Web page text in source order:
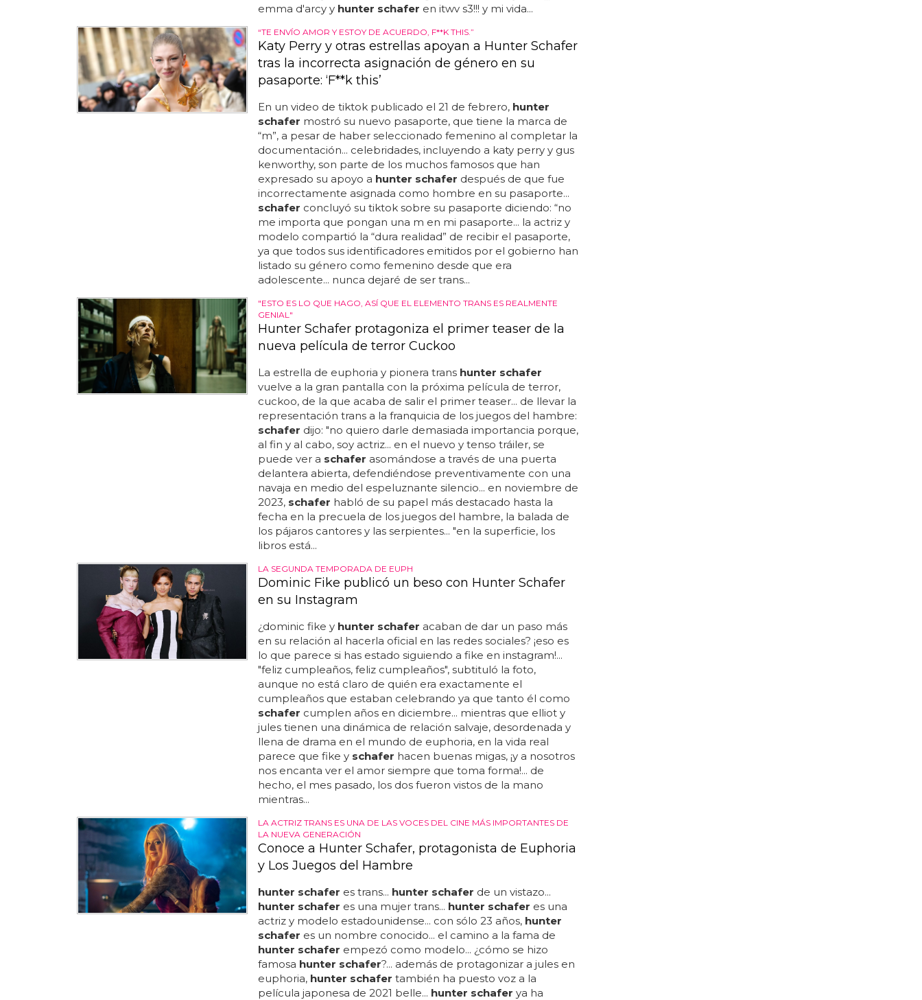
emma d'arcy y hunter schafer en itwv s3!!! y mi vida...
“TE ENVÍO AMOR Y ESTOY DE ACUERDO, F**K THIS.”
Katy Perry y otras estrellas apoyan a Hunter Schafer
tras la incorrecta asignación de género en su
pasaporte: ‘F**k this’
En un video de tiktok publicado el 21 de febrero, hunter
schafer mostró su nuevo pasaporte, que tiene la marca de
“m”, a pesar de haber seleccionado femenino al completar la
documentación... celebridades, incluyendo a katy perry y gus
kenworthy, son parte de los muchos famosos que han
expresado su apoyo a hunter schafer después de que fue
incorrectamente asignada como hombre en su pasaporte...
schafer concluyó su tiktok sobre su pasaporte diciendo: “no
me importa que pongan una m en mi pasaporte... la actriz y
modelo compartió la “dura realidad” de recibir el pasaporte,
ya que todos sus identificadores emitidos por el gobierno han
listado su género como femenino desde que era
adolescente... nunca dejaré de ser trans...
"ESTO ES LO QUE HAGO, ASÍ QUE EL ELEMENTO TRANS ES REALMENTE
GENIAL"
Hunter Schafer protagoniza el primer teaser de la
nueva película de terror Cuckoo
La estrella de euphoria y pionera trans hunter schafer
vuelve a la gran pantalla con la próxima película de terror,
cuckoo, de la que acaba de salir el primer teaser... de llevar la
representación trans a la franquicia de los juegos del hambre:
schafer dijo: "no quiero darle demasiada importancia porque,
al fin y al cabo, soy actriz... en el nuevo y tenso tráiler, se
puede ver a schafer asomándose a través de una puerta
delantera abierta, defendiéndose preventivamente con una
navaja en medio del espeluznante silencio... en noviembre de
2023, schafer habló de su papel más destacado hasta la
fecha en la precuela de los juegos del hambre, la balada de
los pájaros cantores y las serpientes... "en la superficie, los
libros está...
LA SEGUNDA TEMPORADA DE EUPH
Dominic Fike publicó un beso con Hunter Schafer
en su Instagram
¿dominic fike y hunter schafer acaban de dar un paso más
en su relación al hacerla oficial en las redes sociales? ¡eso es
lo que parece si has estado siguiendo a fike en instagram!...
"feliz cumpleaños, feliz cumpleaños", subtituló la foto,
aunque no está claro de quién era exactamente el
cumpleaños que estaban celebrando ya que tanto él como
schafer cumplen años en diciembre... mientras que elliot y
jules tienen una dinámica de relación salvaje, desordenada y
llena de drama en el mundo de euphoria, en la vida real
parece que fike y schafer hacen buenas migas, ¡y a nosotros
nos encanta ver el amor siempre que toma forma!... de
hecho, el mes pasado, los dos fueron vistos de la mano
mientras...
LA ACTRIZ TRANS ES UNA DE LAS VOCES DEL CINE MÁS IMPORTANTES DE
LA NUEVA GENERACIÓN
Conoce a Hunter Schafer, protagonista de Euphoria
y Los Juegos del Hambre
hunter schafer es trans... hunter schafer de un vistazo...
hunter schafer es una mujer trans... hunter schafer es una
actriz y modelo estadounidense... con sólo 23 años, hunter
schafer es un nombre conocido... el camino a la fama de
hunter schafer empezó como modelo... ¿cómo se hizo
famosa hunter schafer?... además de protagonizar a jules en
euphoria, hunter schafer también ha puesto voz a la
película japonesa de 2021 belle... hunter schafer ya ha